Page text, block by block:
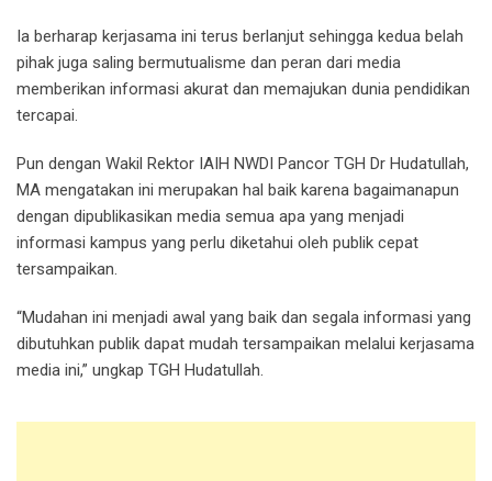
Ia berharap kerjasama ini terus berlanjut sehingga kedua belah
pihak juga saling bermutualisme dan peran dari media
memberikan informasi akurat dan memajukan dunia pendidikan
tercapai.
Pun dengan Wakil Rektor IAIH NWDI Pancor TGH Dr Hudatullah,
MA mengatakan ini merupakan hal baik karena bagaimanapun
dengan dipublikasikan media semua apa yang menjadi
informasi kampus yang perlu diketahui oleh publik cepat
tersampaikan.
“Mudahan ini menjadi awal yang baik dan segala informasi yang
dibutuhkan publik dapat mudah tersampaikan melalui kerjasama
media ini,” ungkap TGH Hudatullah.